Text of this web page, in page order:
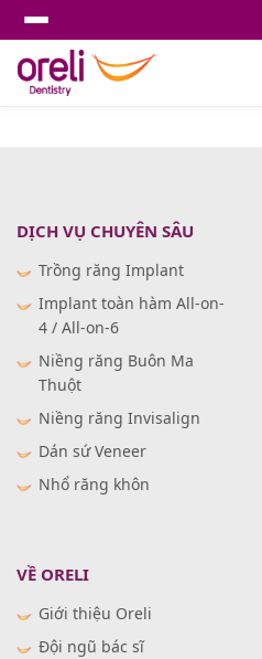
DỊCH VỤ CHUYÊN SÂU
Trồng răng Implant
Implant toàn hàm All-on-
4 / All-on-6
Niềng răng Buôn Ma
Thuột
Niềng răng Invisalign
Dán sứ Veneer
Nhổ răng khôn
VỀ ORELI
Giới thiệu Oreli
Đội ngũ bác sĩ